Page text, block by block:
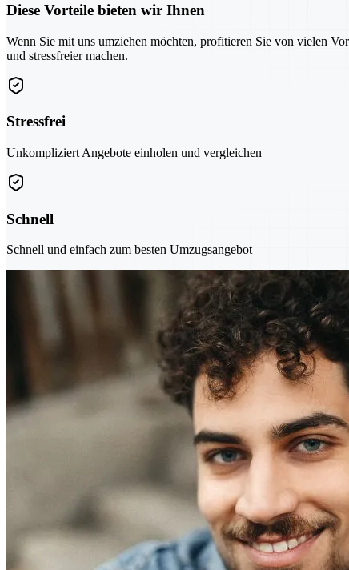
Diese Vorteile bieten wir Ihnen
Wenn Sie mit uns umziehen möchten, profitieren Sie von vielen
und stressfreier machen.
Stressfrei
Unkompliziert Angebote einholen und vergleichen
Schnell
Schnell und einfach zum besten Umzugsangebot